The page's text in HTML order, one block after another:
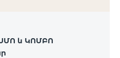
և ԿՈՄԲՈ